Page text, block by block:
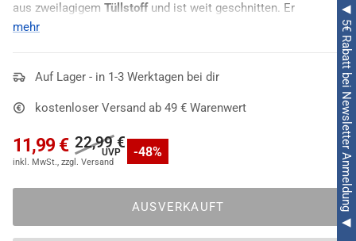
◀ 5€ Rabatt bei Newsletter Anmeldung ◀
aus zweilagigem Tüllstoffund ist weit geschnitten. Er
schwingt bei jeder Bewegung schön mit. Like a Virgin...Nur ein
mehr
Auf Lager - in 1-3 Werktagen bei dir
kostenloser Versand ab 49 € Warenwert
11,99 € 22,99 € -48%
AUSVERKAUFT